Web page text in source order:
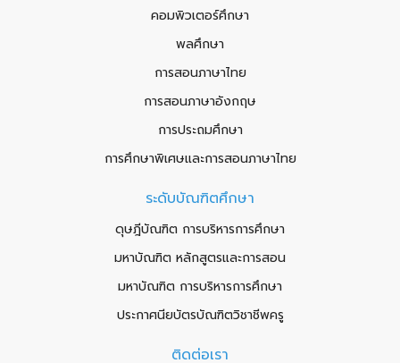
คอมพิวเตอร์ศึกษา
พลศึกษา
การสอนภาษาไทย
การสอนภาษาอังกฤษ
การประถมศึกษา
การศึกษาพิเศษและการสอนภาษาไทย
ระดับบัณฑิตศึกษา
ดุษฎีบัณฑิต การบริหารการศึกษา
มหาบัณฑิต หลักสูตรและการสอน
มหาบัณฑิต การบริหารการศึกษา
ประกาศนียบัตรบัณฑิตวิชาชีพครู
ติดต่อเรา